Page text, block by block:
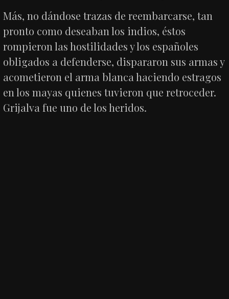
Más, no dándose trazas de reembarcarse, tan
pronto como deseaban los indios, éstos
rompieron las hostilidades y los españoles
obligados a defenderse, dispararon sus armas y
acometieron el arma blanca haciendo estragos
en los mayas quienes tuvieron que retroceder.
Grijalva fue uno de los heridos.